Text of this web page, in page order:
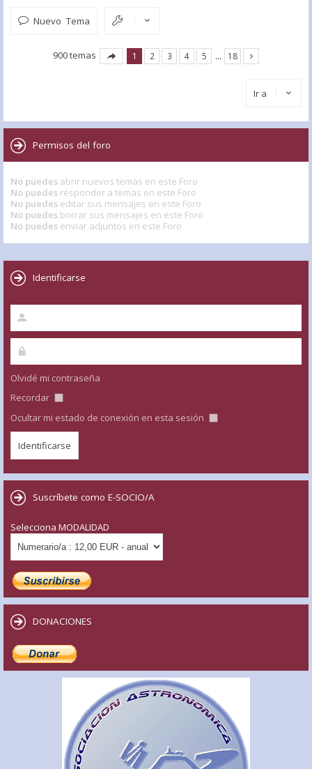
Nuevo Tema
900 temas 1 2 3 4 5 … 18
Ir a
Permisos del foro
No puedes abrir nuevos temas en este Foro
No puedes responder a temas en este Foro
No puedes editar sus mensajes en este Foro
No puedes borrar sus mensajes en este Foro
No puedes enviar adjuntos en este Foro
Identificarse
Olvidé mi contraseña
Recordar
Ocultar mi estado de conexión en esta sesión
Suscríbete como E-SOCIO/A
Selecciona MODALIDAD
DONACIONES